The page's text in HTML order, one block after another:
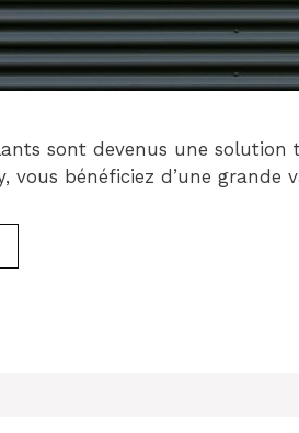
sont devenus une solution
vous bénéficiez d’une grande